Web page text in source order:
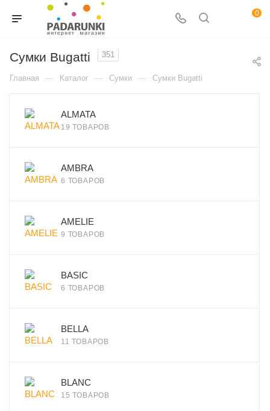
0
Сумки Bugatti 351
Главная — Каталог — Сумки — Сумки Bugatti
ALMATA
19 ТОВАРОВ
AMBRA
6 ТОВАРОВ
AMELIE
9 ТОВАРОВ
BASIC
6 ТОВАРОВ
BELLA
11 ТОВАРОВ
BLANC
15 ТОВАРОВ